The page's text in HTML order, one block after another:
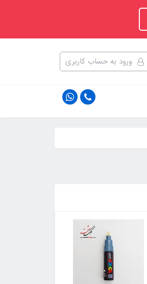
ورود به حساب کاربری